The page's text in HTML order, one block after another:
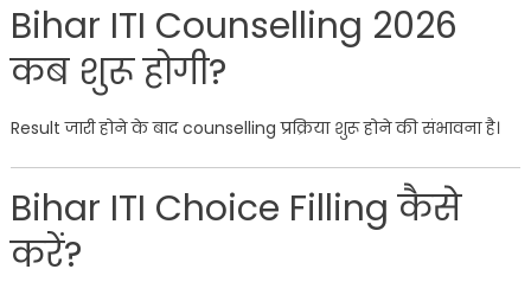
Bihar ITI Counselling 2026
कब शुरू होगी?
Result जारी होने के बाद counselling प्रक्रिया शुरू होने की संभावना है।
Bihar ITI Choice Filling कैसे
करें?